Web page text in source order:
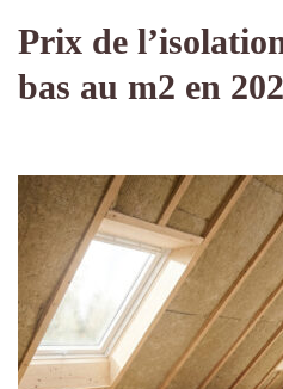
Prix de
bas au m2 en